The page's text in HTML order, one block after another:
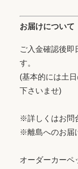
お届けについて
ご入金確認後即
す。
(基本的には土
下さいませ)
※詳しくはお問
※離島へのお届
オーダーカーペ